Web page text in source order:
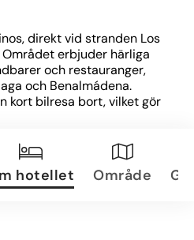
direkt vid stranden Los
erbjuder härliga
och restauranger,
och Benalmádena.
kort bilresa bort, vilket gör
inredda, med
Wi-Fi,
hotellet Område